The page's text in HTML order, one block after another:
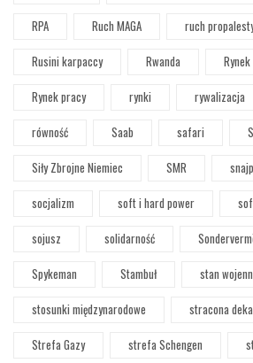
RPA
Ruch MAGA ruch
Rusini karpaccy
Rwanda
Rynek pracy
rynki rywalizacja
równość
Saab safari
Siły Zbrojne Niemiec
SMR
socjalizm
soft i hard power
sojusz
solidarność
Spykeman
Stambuł stan
stosunki międzynarodowe
stracona
Strefa Gazy
strefa Schengen